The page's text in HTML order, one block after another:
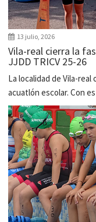
13 julio, 2026
Vila-real cierra la
JJDD TRICV 25-26
La localidad de Vila-
acuatlón escolar. Con